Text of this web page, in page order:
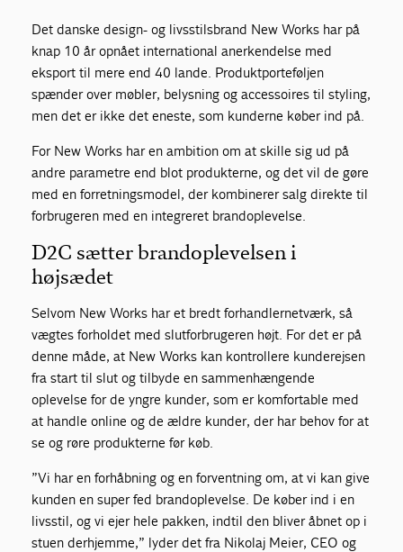
Det danske design- og livsstilsbrand New Works har på
knap 10 år opnået international anerkendelse med
eksport til mere end 40 lande. Produktporteføljen
spænder over møbler, belysning og accessoires til styling,
men det er ikke det eneste, som kunderne køber ind på.
For New Works har en ambition om at skille sig ud på
andre parametre end blot produkterne, og det vil de gøre
med en forretningsmodel, der kombinerer salg direkte til
forbrugeren med en integreret brandoplevelse.
D2C sætter brandoplevelsen i
højsædet
Selvom New Works har et bredt forhandlernetværk, så
vægtes forholdet med slutforbrugeren højt. For det er på
denne måde, at New Works kan kontrollere kunderejsen
fra start til slut og tilbyde en sammenhængende
oplevelse for de yngre kunder, som er komfortable med
at handle online og de ældre kunder, der har behov for at
se og røre produkterne før køb.
”Vi har en forhåbning og en forventning om, at vi kan give
kunden en super fed brandoplevelse. De køber ind i en
livsstil, og vi ejer hele pakken, indtil den bliver åbnet op i
stuen derhjemme,” lyder det fra Nikolaj Meier, CEO og